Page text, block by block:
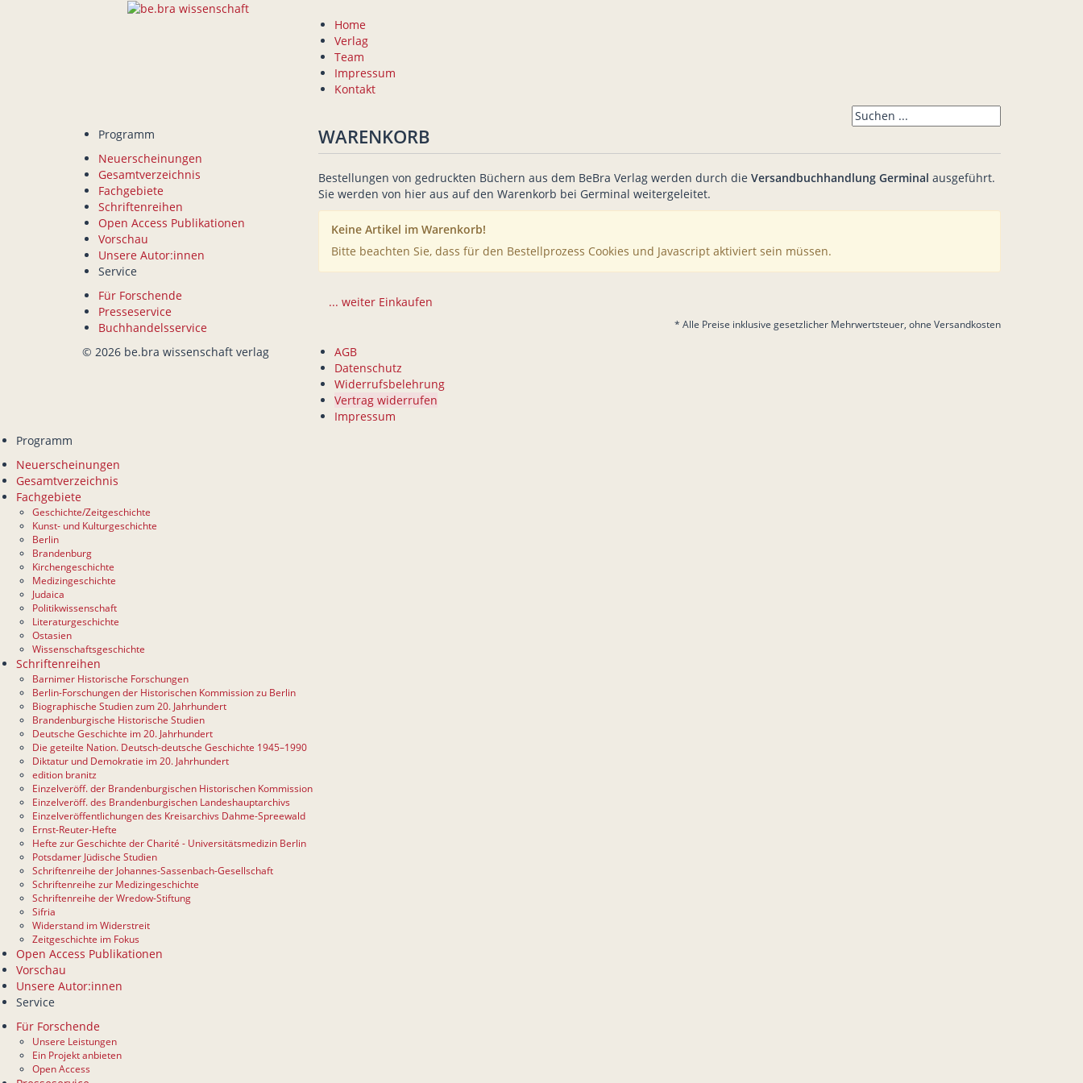
Home
Verlag
Team
Impressum
Kontakt
Programm
Neuerscheinungen
Gesamtverzeichnis
Fachgebiete
Schriftenreihen
Open Access Publikationen
Vorschau
Unsere Autor:innen
Service
Für Forschende
Presseservice
Buchhandelsservice
WARENKORB
Bestellungen von gedruckten Büchern aus dem BeBra Verlag werden durch die Versandbuchhandlung Germinal ausgeführt.
Sie werden von hier aus auf den Warenkorb bei Germinal weitergeleitet.
Keine Artikel im Warenkorb!
Bitte beachten Sie, dass für den Bestellprozess Cookies und Javascript aktiviert sein müssen.
... weiter Einkaufen
* Alle Preise inklusive gesetzlicher Mehrwertsteuer, ohne Versandkosten
© 2026 be.bra wissenschaft verlag
AGB
Datenschutz
Widerrufsbelehrung
Vertrag widerrufen
Impressum
Programm
Neuerscheinungen
Gesamtverzeichnis
Fachgebiete
Geschichte/Zeitgeschichte
Kunst- und Kulturgeschichte
Berlin
Brandenburg
Kirchengeschichte
Medizingeschichte
Judaica
Politikwissenschaft
Literaturgeschichte
Ostasien
Wissenschaftsgeschichte
Schriftenreihen
Barnimer Historische Forschungen
Berlin-Forschungen der Historischen Kommission zu Berlin
Biographische Studien zum 20. Jahrhundert
Brandenburgische Historische Studien
Deutsche Geschichte im 20. Jahrhundert
Die geteilte Nation. Deutsch-deutsche Geschichte 1945–1990
Diktatur und Demokratie im 20. Jahrhundert
edition branitz
Einzelveröff. der Brandenburgischen Historischen Kommission
Einzelveröff. des Brandenburgischen Landeshauptarchivs
Einzelveröffentlichungen des Kreisarchivs Dahme-Spreewald
Ernst-Reuter-Hefte
Hefte zur Geschichte der Charité - Universitätsmedizin Berlin
Potsdamer Jüdische Studien
Schriftenreihe der Johannes-Sassenbach-Gesellschaft
Schriftenreihe zur Medizingeschichte
Schriftenreihe der Wredow-Stiftung
Sifria
Widerstand im Widerstreit
Zeitgeschichte im Fokus
Open Access Publikationen
Vorschau
Unsere Autor:innen
Service
Für Forschende
Unsere Leistungen
Ein Projekt anbieten
Open Access